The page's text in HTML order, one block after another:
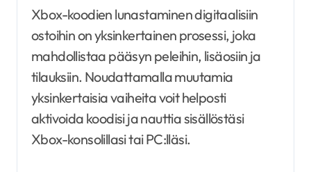
Xbox-koodien lunastaminen digitaalisiin
ostoihin on yksinkertainen prosessi, joka
mahdollistaa pääsyn peleihin, lisäosiin ja
tilauksiin. Noudattamalla muutamia
yksinkertaisia vaiheita voit helposti
aktivoida koodisi ja nauttia sisällöstäsi
Xbox-konsolillasi tai PC:lläsi.